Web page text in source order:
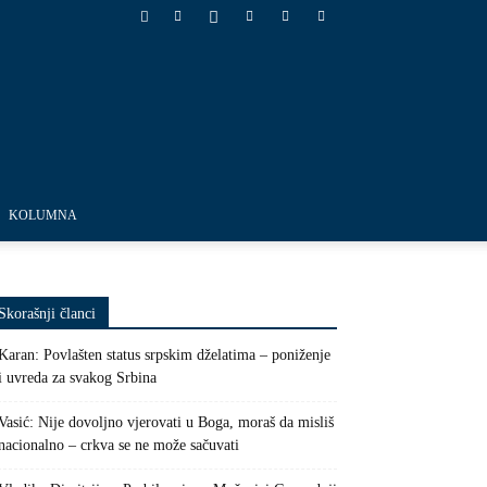
KOLUMNA
članci
Povlašten status srpskim dželatima – poniženje
uvreda za svakog Srbina
Nije dovoljno vjerovati u Boga, moraš da misliš
– crkva se ne može sačuvati